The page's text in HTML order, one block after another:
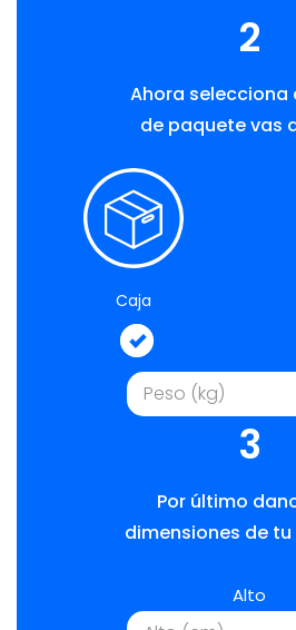
2
Ahora selecciona
de paquete vas
Caja
3
Por último
dimensiones de
Alto